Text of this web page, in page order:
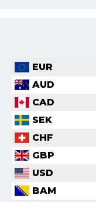
EUR
AUD
CAD
SEK
CHF
GBP
USD
BAM